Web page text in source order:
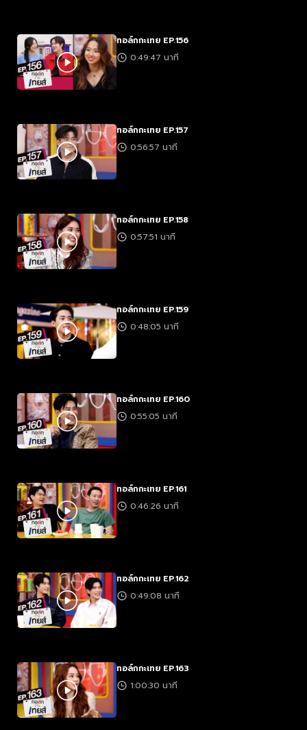
ทอล์กกะเทย EP.156
0:49:47 นาที
ทอล์กกะเทย EP.157
0:56:57 นาที
ทอล์กกะเทย EP.158
0:57:51 นาที
ทอล์กกะเทย EP.159
0:48:05 นาที
ทอล์กกะเทย EP.160
0:55:05 นาที
ทอล์กกะเทย EP.161
0:46:26 นาที
ทอล์กกะเทย EP.162
0:49:08 นาที
ทอล์กกะเทย EP.163
1:00:30 นาที